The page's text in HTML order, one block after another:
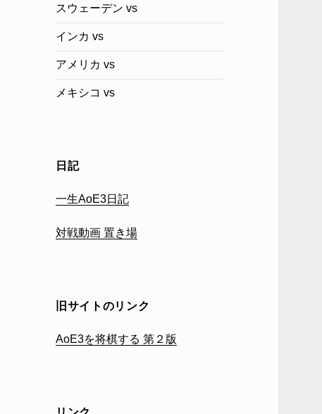
スウェーデン vs
インカ vs
アメリカ vs
メキシコ vs
日記
一生AoE3日記
対戦動画 置き場
旧サイトのリンク
AoE3を将棋する 第２版